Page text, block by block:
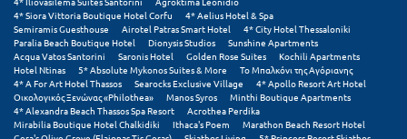
Πήλιο
Πιερία
Πλαταμώνας
4* Siora Vittoria Boutique Hotel Corfu
4* Aelius Hotel & Spa
Semiramis Guesthouse
Airotel Patras Smart Hotel
4* City Hotel Thessaloniki
Paralia Beach Boutique Hotel
Dionysis Studios
Sunshine Apartments
Acqua Vatos Santorini
Saronis Hotel Golden Rose Suites
Kochili Apartments
Hotel Ntinas
5* Absolute Mykonos Suites & More
Το Μπαλκόνι της Αγόριανης
4* A For Art Hotel Thassos
Searocks Exclusive Village
4* Apollo Resort Art Hotel
Οικολογικός Ξενώνας «Philothea»
Manos Syros
Minthi Boutique Apartments
4* Alexandra Beach Thassos Spa Resort
Acrothea Perdika
Mirabilia Boutique Hotel Chalkidiki
Ithaca's Poem
Marathon Beach Resort Hotel